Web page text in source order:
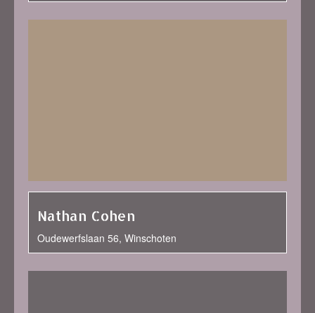
Nathan Cohen
Oudewerfslaan 56, Winschoten